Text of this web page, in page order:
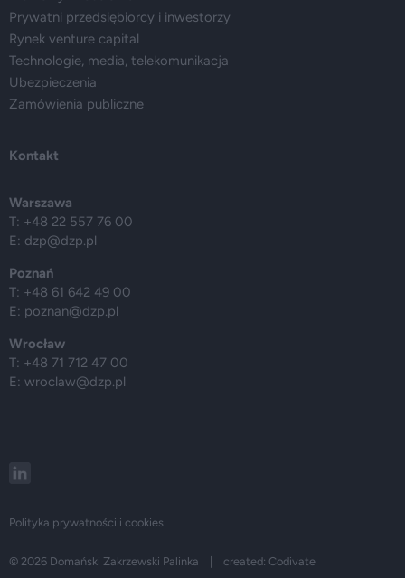
Prywatni przedsiębiorcy i inwestorzy
Rynek venture capital
Technologie, media, telekomunikacja
Ubezpieczenia
Zamówienia publiczne
Kontakt
Warszawa
T: +48 22 557 76 00
E: dzp@dzp.pl
Poznań
T: +48 61 642 49 00
E: poznan@dzp.pl
Wrocław
T: +48 71 712 47 00
E: wroclaw@dzp.pl
Polityka prywatności i cookies
© 2026 Domański Zakrzewski Palinka | created: Codivate